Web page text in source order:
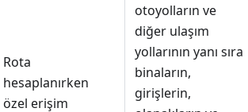
Rota
hesaplanırken
özel erişim
otoyolların ve
diğer ulaşım
yollarının yanı sıra
binaların,
girişlerin,